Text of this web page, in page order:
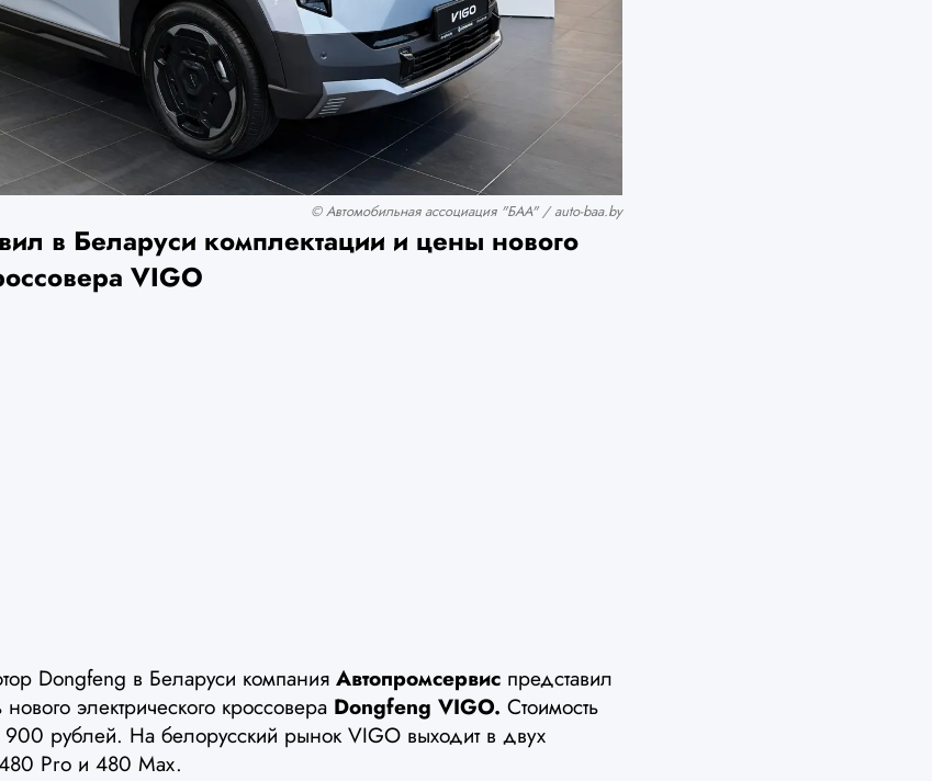
© Автомобильная ассоциация "БАА" / auto-baa.by
в Беларуси комплектации и цены нового
VIGO
Dongfeng в Беларуси компания Автопромсервис представил
электрического кроссовера Dongfeng VIGO. Стоимость
рублей. На белорусский рынок VIGO выходит в двух
Pro и 480 Max.